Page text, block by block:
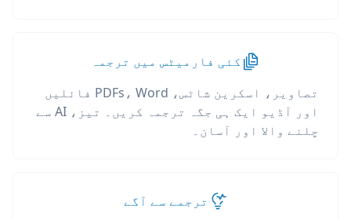
کئی فارمیٹس میں ترجمہ
تصاویر، اسکرین شاٹس، PDFs، Word فائلیں
اور آڈیو ایک ہی جگہ ترجمہ کریں۔ تیز، AI سے
چلنے والا اور آسان۔
ترجمے سے آگے